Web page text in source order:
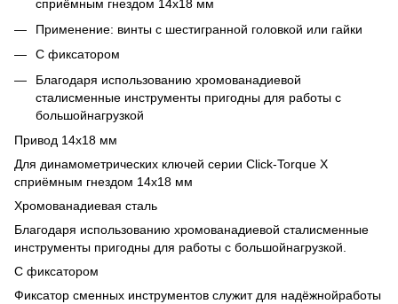
сприёмным гнездом 14x18 мм
Применение: винты с шестигранной головкой или гайки
С фиксатором
Благодаря использованию хромованадиевой
сталисменные инструменты пригодны для работы с
большойнагрузкой
Привод 14x18 мм
Для динамометрических ключей серии Click-Torque X
сприёмным гнездом 14x18 мм
Хромованадиевая сталь
Благодаря использованию хромованадиевой сталисменные
инструменты пригодны для работы с большойнагрузкой.
С фиксатором
Фиксатор сменных инструментов служит для надёжнойработы